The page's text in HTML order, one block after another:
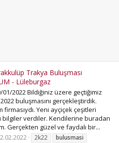
Trakya Buluşması
- Lüleburgaz
2022 Bildiğiniz üzere geçtiğimiz
buluşmasını gerçekleştirdik.
Yeni ayçiçek çeşitleri
bilgiler verdiler. Kendilerine buradan
Gerçekten güzel ve faydalı bir...
2k22
bulusmasi